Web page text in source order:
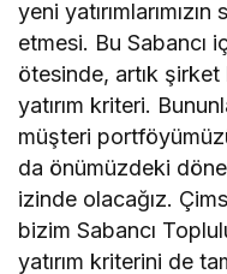
yeni
etmesi. Bu Sabancı
ötesinde, artık
yatırım kriteri.
müşteri
da önümüzdeki
izinde olacağız.
bizim Sabancı
yatırım kriterini de